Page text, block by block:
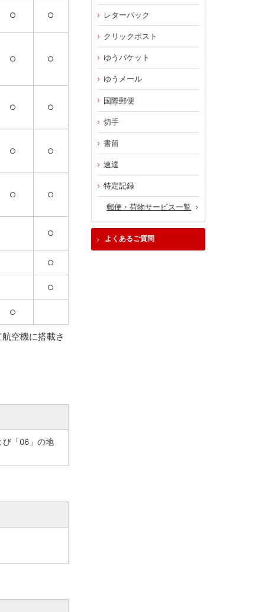
○ ○
○ ○
○ ○
○ ○
○ ○
○
○
○
○
空機に搭載さ
び「06」の地
レターパック
クリックポスト
ゆうパケット
ゆうメール
国際郵便
切手
書留
速達
特定記録
郵便・荷物サービス一覧
よくあるご質問